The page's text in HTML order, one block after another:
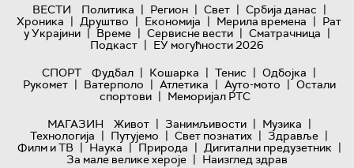
ВЕСТИ Политика | Регион | Свет | Србија данас |
Хроника | Друштво | Економија | Мерила времена | Рат
у Украјини | Време | Сервисне вести | Сматрачница |
Подкаст | ЕУ могућности 2026
СПОРТ
Фудбал | Кошарка | Тенис | Одбојка |
Рукомет | Ватерполо | Атлетика | Ауто-мото | Остали
спортови | Меморијал РТС
МАГАЗИН
Живот | Занимљивости | Музика |
Технологијa | Путујемо | Свет познатих | Здравље |
Филм и ТВ | Наука | Природа | Дигитални предузетник |
За мале велике хероје | Наизглед здрав